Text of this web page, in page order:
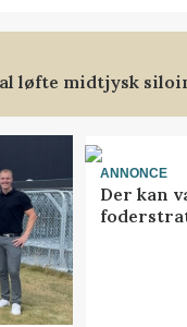
løfte midtjysk
ANNONCE
Der kan